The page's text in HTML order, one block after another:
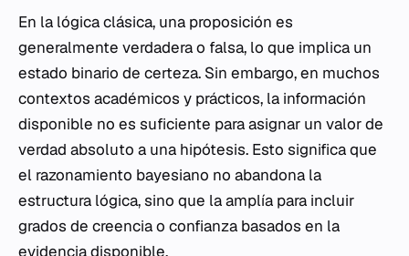
En la lógica clásica, una proposición es
generalmente verdadera o falsa, lo que implica un
estado binario de certeza. Sin embargo, en muchos
contextos académicos y prácticos, la información
disponible no es suficiente para asignar un valor de
verdad absoluto a una hipótesis. Esto significa que
el razonamiento bayesiano no abandona la
estructura lógica, sino que la amplía para incluir
grados de creencia o confianza basados en la
evidencia disponible.